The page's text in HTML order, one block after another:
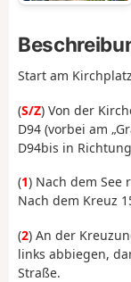
Start am
(S/Z) Von der
D94 (vorbei am
D94bis in
(1) Nach dem See
Nach dem Kreuz
(2) An der
links abbiegen,
Straße.